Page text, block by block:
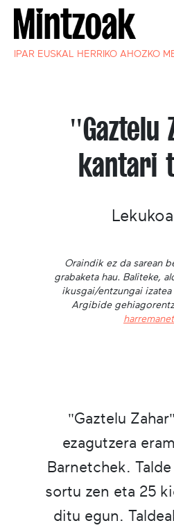
IPAR EUSKAL HERRIKO AHOZKO
"Gaztelu
kantari
Oraindik ez da sarean
grabaketa hau. Baliteke,
ikusgai/entzungai
Argibide
"Gaztelu
ezagutzera
Barnetchek.
sortu zen eta 25
ditu egun.